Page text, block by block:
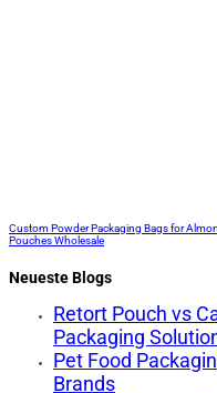
Custom Powder Packaging Bags for
Pouches Wholesale
Neueste Blogs
Retort Pouch vs
Packaging
Pet Food
Brands